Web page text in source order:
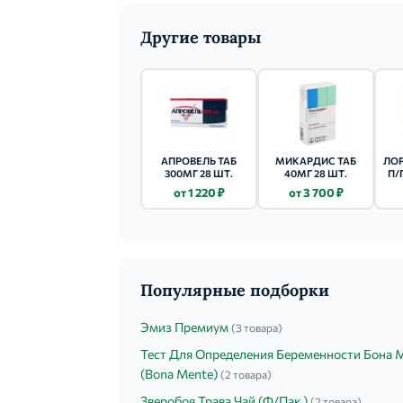
Другие товары
АПРОВЕЛЬ ТАБ
300МГ 28 ШТ.
от 1 220 ₽
МИКАРДИС ТАБ
40МГ 28 ШТ.
от 3 700 ₽
П/
Популярные подборки
Эмиз Премиум (3 товара)
Тест Для Определения Беременности Бона
(Bona Mente) (2 товара)